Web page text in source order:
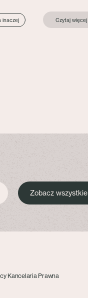
inaczej Czytaj więcej
Zobacz wszystkie
Kancelaria Prawna